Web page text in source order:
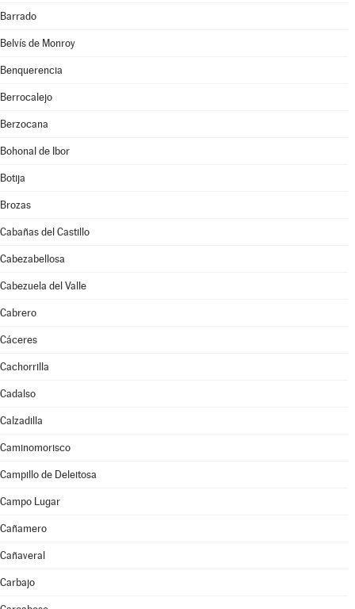
Barrado
Belvís de Monroy
Benquerencia
Berrocalejo
Berzocana
Bohonal de Ibor
Botija
Brozas
Cabañas del Castillo
Cabezabellosa
Cabezuela del Valle
Cabrero
Cáceres
Cachorrilla
Cadalso
Calzadilla
Caminomorisco
Campillo de Deleitosa
Campo Lugar
Cañamero
Cañaveral
Carbajo